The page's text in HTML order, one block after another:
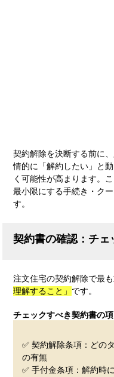
契約解除を決断する前に
情的に「解約したい」と
く可能性が高まります。
最小限にする手続き・ク
す。
契約書の確認：チェ
注文住宅の契約解除で最
理解すること」 です。
チェックすべき契約書の項
✅ 契約解除条項：どの
の有無
✅ 手付金条項：解約時